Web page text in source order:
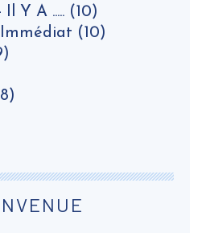
Y A ..... (10)
(10)